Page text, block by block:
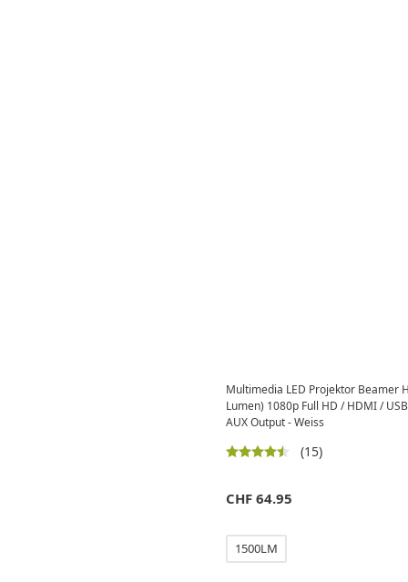
Multimedia LED Projektor Beamer
Lumen) 1080p Full HD / HDMI /
AUX Output - Weiss
(15)
CHF 64.95
1500LM